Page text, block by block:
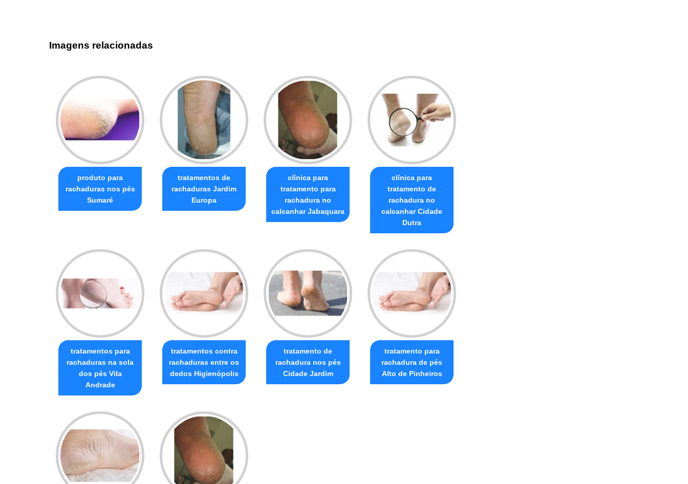
Imagens relacionadas
produto para
rachaduras nos pés
Sumaré
tratamentos de
rachaduras Jardim
Europa
clínica para
tratamento para
rachadura no
calcanhar Jabaquara
clínica para
tratamento de
rachadura no
calcanhar Cidade
Dutra
tratamentos para
rachaduras na sola
dos pés Vila
Andrade
tratamentos contra
rachaduras entre os
dedos Higienópolis
tratamento de
rachadura nos pés
Cidade Jardim
tratamento para
rachadura de pés
Alto de Pinheiros